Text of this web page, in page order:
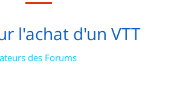
l'achat d'un VTT
des Forums